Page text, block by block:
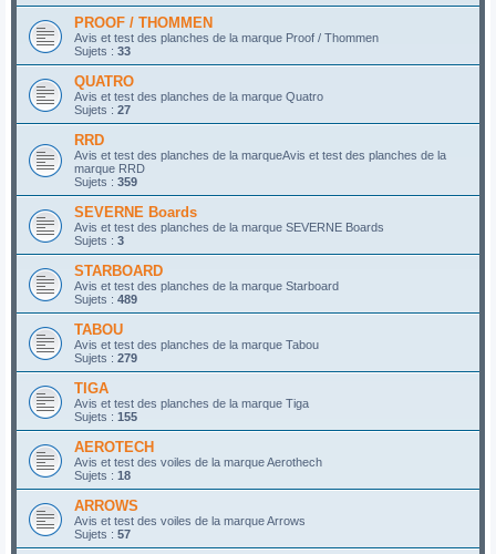
PROOF / THOMMEN
Avis et test des planches de la marque Proof / Thommen
Sujets : 33
QUATRO
Avis et test des planches de la marque Quatro
Sujets : 27
RRD
Avis et test des planches de la marqueAvis et test des planches de la
marque RRD
Sujets : 359
SEVERNE Boards
Avis et test des planches de la marque SEVERNE Boards
Sujets : 3
STARBOARD
Avis et test des planches de la marque Starboard
Sujets : 489
TABOU
Avis et test des planches de la marque Tabou
Sujets : 279
TIGA
Avis et test des planches de la marque Tiga
Sujets : 155
AEROTECH
Avis et test des voiles de la marque Aerothech
Sujets : 18
ARROWS
Avis et test des voiles de la marque Arrows
Sujets : 57